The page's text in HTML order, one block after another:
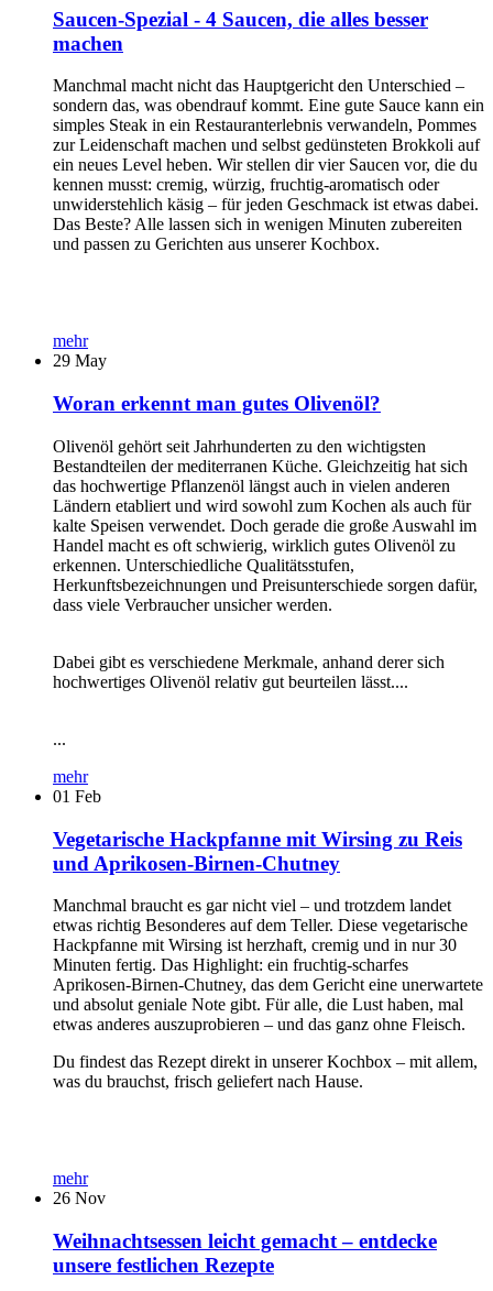
Saucen-Spezial - 4 Saucen, die alles besser
machen
Manchmal macht nicht das Hauptgericht den Unterschied –
sondern das, was obendrauf kommt. Eine gute Sauce kann ein
simples Steak in ein Restauranterlebnis verwandeln, Pommes
zur Leidenschaft machen und selbst gedünsteten Brokkoli auf
ein neues Level heben. Wir stellen dir vier Saucen vor, die du
kennen musst: cremig, würzig, fruchtig-aromatisch oder
unwiderstehlich käsig – für jeden Geschmack ist etwas dabei.
Das Beste? Alle lassen sich in wenigen Minuten zubereiten
und passen zu Gerichten aus unserer Kochbox.
mehr
29 May
Woran erkennt man gutes Olivenöl?
Olivenöl gehört seit Jahrhunderten zu den wichtigsten
Bestandteilen der mediterranen Küche. Gleichzeitig hat sich
das hochwertige Pflanzenöl längst auch in vielen anderen
Ländern etabliert und wird sowohl zum Kochen als auch für
kalte Speisen verwendet. Doch gerade die große Auswahl im
Handel macht es oft schwierig, wirklich gutes Olivenöl zu
erkennen. Unterschiedliche Qualitätsstufen,
Herkunftsbezeichnungen und Preisunterschiede sorgen dafür,
dass viele Verbraucher unsicher werden.
Dabei gibt es verschiedene Merkmale, anhand derer sich
hochwertiges Olivenöl relativ gut beurteilen lässt....
...
mehr
01 Feb
Vegetarische Hackpfanne mit Wirsing zu Reis
und Aprikosen-Birnen-Chutney
Manchmal braucht es gar nicht viel – und trotzdem landet
etwas richtig Besonderes auf dem Teller. Diese vegetarische
Hackpfanne mit Wirsing ist herzhaft, cremig und in nur 30
Minuten fertig. Das Highlight: ein fruchtig-scharfes
Aprikosen-Birnen-Chutney, das dem Gericht eine unerwartete
und absolut geniale Note gibt. Für alle, die Lust haben, mal
etwas anderes auszuprobieren – und das ganz ohne Fleisch.
Du findest das Rezept direkt in unserer Kochbox – mit allem,
was du brauchst, frisch geliefert nach Hause.
mehr
26 Nov
Weihnachtsessen leicht gemacht – entdecke
unsere festlichen Rezepte